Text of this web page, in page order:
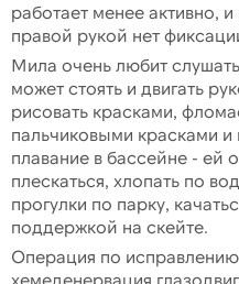
работает менее активно,
правой рукой нет
Мила очень любит
может стоять и двигать
рисовать красками,
пальчиковыми красками
плавание в бассейне - ей
плескаться, хлопать по
прогулки по парку,
поддержкой на скейте.
Операция по исправлению
хемеденервация